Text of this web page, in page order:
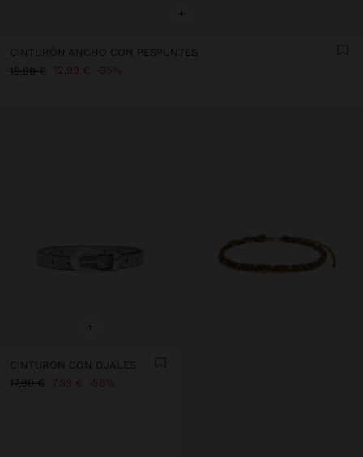
+
CINTURÓN ANCHO CON PESPUNTES
19,99 € 12,99 € 35%
+
CINTURÓN CON OJALES
17,99 € 7,99 € 56%